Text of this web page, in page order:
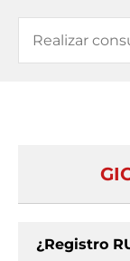
¿Registro